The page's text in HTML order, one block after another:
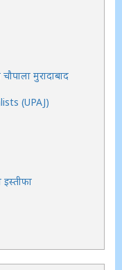
मुरादाबाद
(UPAJ)
इस्तीफा